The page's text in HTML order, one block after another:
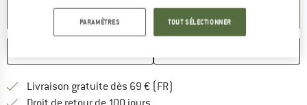
AJOUTER AU PANIER
Livraison gratuite dès 69 € (FR)
PARAMÈTRES TOUT SÉLECTIONNER